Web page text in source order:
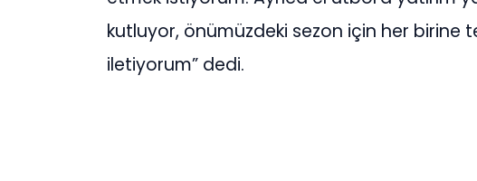
kutluyor, önümüzdeki sezon için her birine
iletiyorum” dedi.